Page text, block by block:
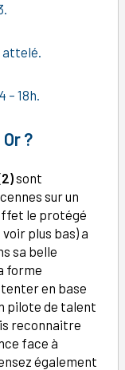
attelé.
– 18h.
?
sont
sur un
le protégé
plus bas) a
sa belle
forme
en base
pilote de talent
reconnaitre
face à
également